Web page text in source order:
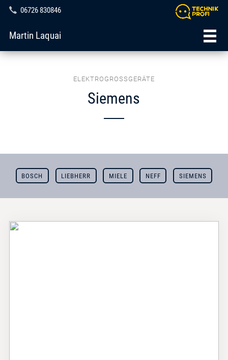
06726 830846
Martin Laquai
ELEKTROGROSSGERÄTE
Siemens
BOSCH LIEBHERR MIELE NEFF SIEMENS